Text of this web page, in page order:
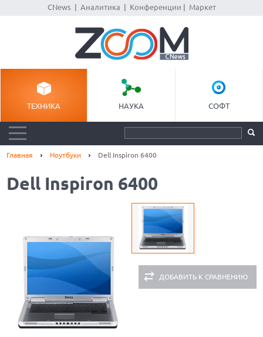
CNews| Аналитика Конференции Маркет
ТЕХНИКА НАУКА СОФТ
Главная Ноутбуки Dell Inspiron 6400
Dell Inspiron 6400
ДОБАВИТЬ К СРАВНЕНИЮ